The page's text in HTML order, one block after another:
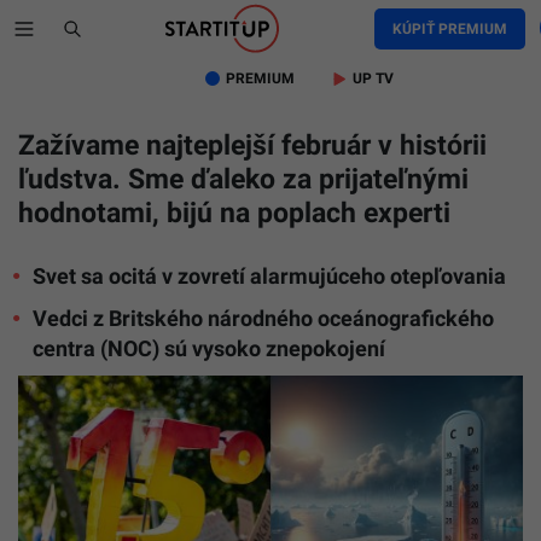
KÚPIŤ PREMIUM
PREMIUM UP TV
Zažívame najteplejší február v histórii
ľudstva. Sme ďaleko za prijateľnými
hodnotami, bijú na poplach experti
Svet sa ocitá v zovretí alarmujúceho otepľovania
Vedci z Britského národného oceánografického
centra (NOC) sú vysoko znepokojení
obrázok